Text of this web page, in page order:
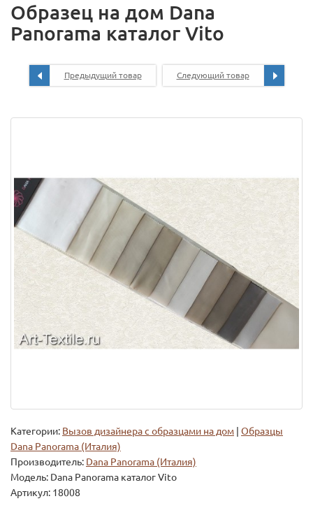
Образец на дом Dana
Panorama каталог Vito
Предыдущий товар Следующий товар
Категории: Вызов дизайнера с образцами на дом
Образцы
Dana Panorama (Италия)
Производитель: Dana Panorama (Италия)
Модель: Dana Panorama каталог Vito
Артикул: 18008